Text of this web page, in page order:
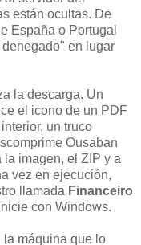
están ocultas. De
España o Portugal
en lugar
la descarga. Un
el icono de un PDF
un truco
Ousaban
imagen, el ZIP y a
vez en ejecución,
llamada Financeiro
con Windows.
la máquina que lo